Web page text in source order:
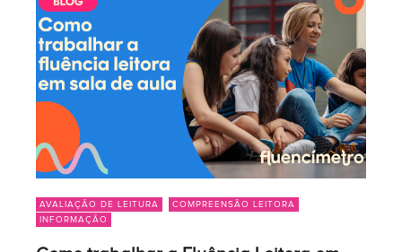
AVALIAÇÃO DE LEITURA
COMPREENSÃO LEITORA
INFORMAÇÃO